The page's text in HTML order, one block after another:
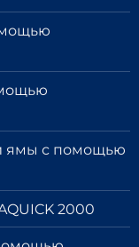
ямы с помощью
2000